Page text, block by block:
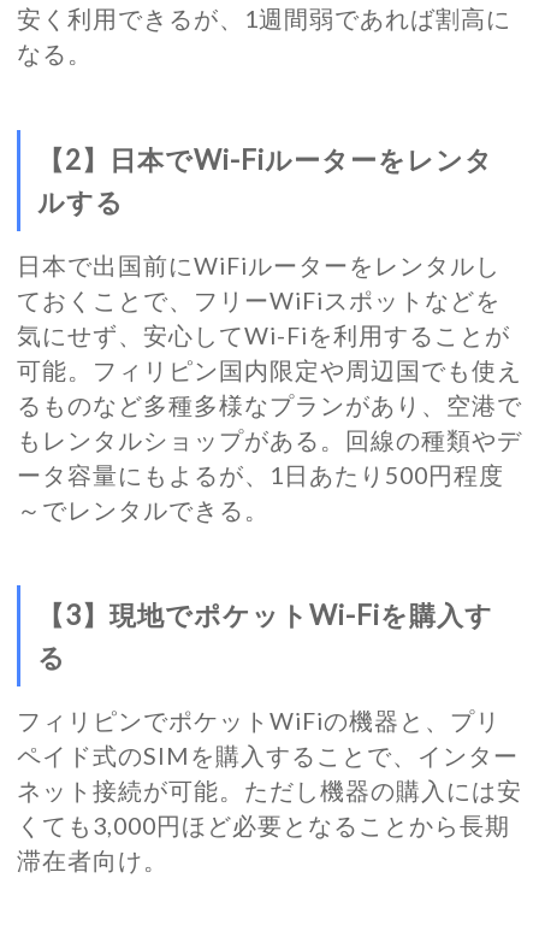
安く利用できるが、1週間弱であれば割高に
なる。
【2】日本でWi-Fiルーターをレンタ
ルする
日本で出国前にWiFiルーターをレンタルし
ておくことで、フリーWiFiスポットなどを
気にせず、安心してWi-Fiを利用することが
可能。フィリピン国内限定や周辺国でも使え
るものなど多種多様なプランがあり、空港で
もレンタルショップがある。回線の種類やデ
ータ容量にもよるが、1日あたり500円程度
～でレンタルできる。
【3】現地でポケットWi-Fiを購入す
る
フィリピンでポケットWiFiの機器と、プリ
ペイド式のSIMを購入することで、インター
ネット接続が可能。ただし機器の購入には安
くても3,000円ほど必要となることから長期
滞在者向け。